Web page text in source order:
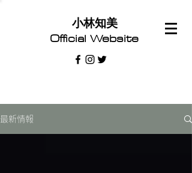
Official Website
​小林知美
最新情報